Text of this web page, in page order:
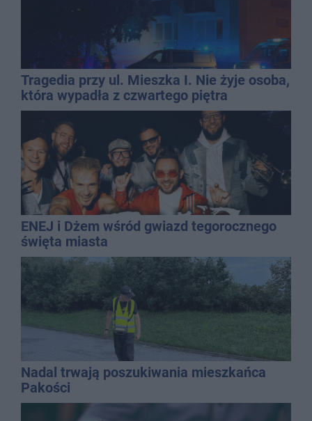
Tragedia przy ul. Mieszka I. Nie żyje osoba,
która wypadła z czwartego piętra
ENEJ i Dżem wśród gwiazd tegorocznego
święta miasta
Nadal trwają poszukiwania mieszkańca
Pakości